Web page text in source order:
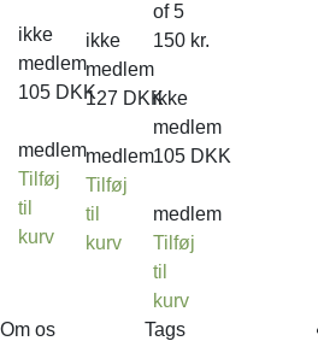
ikke
medlem
105 DKK
medlem
Tilføj
til
kurv
ikke
medlem
127 DKK
medlem
Tilføj
til
kurv
of 5
150 kr.
ikke
medlem
105 DKK
medlem
Tilføj
til
kurv
Om os
Tags